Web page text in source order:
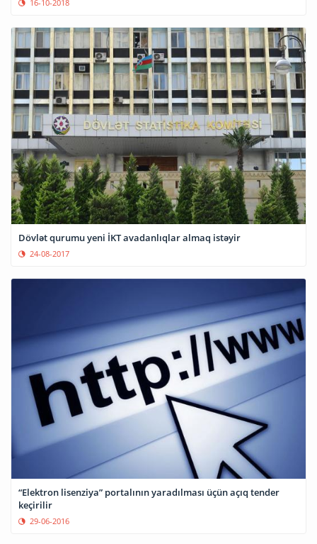
16-10-2018
Dövlət qurumu yeni İKT avadanlıqlar almaq istəyir
24-08-2017
“Elektron lisenziya” portalının yaradılması üçün açıq tender
keçirilir
29-06-2016